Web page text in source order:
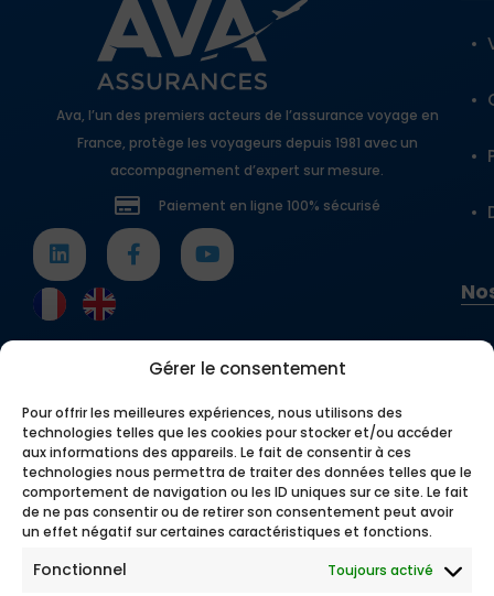
Gérer le consentement
Pour offrir les meilleures expériences, nous utilisons des
technologies telles que les cookies pour stocker et/ou accéder
aux informations des appareils. Le fait de consentir à ces
technologies nous permettra de traiter des données telles que le
comportement de navigation ou les ID uniques sur ce site. Le fait
de ne pas consentir ou de retirer son consentement peut avoir
un effet négatif sur certaines caractéristiques et fonctions.
Fonctionnel Toujours activé
Ava, l’un des premiers acteurs de l’assurance voyage en
France, protège les voyageurs depuis 1981 avec un
accompagnement d’expert sur mesure.
Paiement en ligne 100% sécurisé